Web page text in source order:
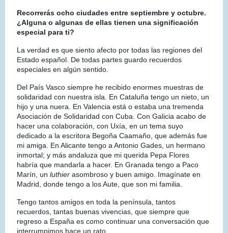
Recorrerás ocho ciudades entre septiembre y octubre.
¿Alguna o algunas de ellas tienen una significación
especial para ti?
La verdad es que siento afecto por todas las regiones del
Estado español. De todas partes guardo recuerdos
especiales en algún sentido.
Del País Vasco siempre he recibido enormes muestras de
solidaridad con nuestra isla. En Cataluña tengo un nieto, un
hijo y una nuera. En Valencia está o estaba una tremenda
Asociación de Solidaridad con Cuba. Con Galicia acabo de
hacer una colaboración, con Uxía, en un tema suyo
dedicado a la escritora Begoña Caamaño, que además fue
mi amiga. En Alicante tengo a Antonio Gades, un hermano
inmortal; y más andaluza que mi querida Pepa Flores
habría que mandarla a hacer. En Granada tengo a Paco
Marín, un luthier asombroso y buen amigo. Imagínate en
Madrid, donde tengo a los Aute, que son mi familia.
Tengo tantos amigos en toda la península, tantos
recuerdos, tantas buenas vivencias, que siempre que
regreso a España es como continuar una conversación que
interrumpimos hace un rato.